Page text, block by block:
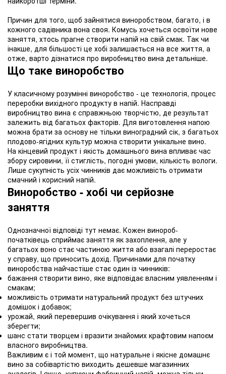
Причин для того, щоб зайнятися виноробством, багато, і в
кожного садівника вона своя. Комусь хочеться освоїти нове
заняття, хтось прагне створити напій на свій смак. Так чи
інакше, для більшості це хобі залишається на все життя, а
отже, варто дізнатися про виробництво вина детальніше.
Що таке виноробство
У класичному розумінні виноробство - це технологія, процес
переробки вихідного продукту в напій. Насправді
виробництво вина є справжньою творчістю, де результат
залежить від багатьох факторів. Для виготовлення напою
можна брати за основу не тільки виноградний сік, з багатьох
плодово-ягідних культур можна створити унікальне вино.
На кінцевий продукт і якість домашнього вина впливає час
збору сировини, її стиглість, погодні умови, кількість вологи.
Лише сукупність усіх чинників дає можливість отримати
смачний і корисний напій.
Виноробство - хобі чи серйозне
заняття
Однозначної відповіді тут немає. Кожен винороб-
початківець сприймає заняття як захоплення, але у
багатьох воно стає частиною життя або взагалі переростає
у справу, що приносить дохід. Причинами для початку
виноробства найчастіше стає один із чинників:
бажання створити вино, яке відповідає власним уявленням і
смакам;
можливість отримати натуральний продукт без штучних
домішок і добавок;
урожай, який перевершив очікування і який хочеться
зберегти;
шанс стати творцем і вразити знайомих крафтовим напоєм
власного виробництва.
Важливим є і той момент, що натуральне і якісне домашнє
вино за собівартістю виходить дешевше магазинних